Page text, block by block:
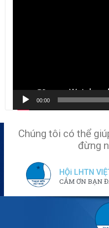
00:00
Chúng tôi có thể
đừng
HỘi LHTN
CẢM ƠN BẠN